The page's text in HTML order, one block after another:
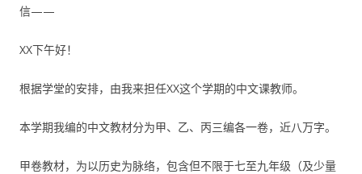
信——
XX下午好！
根据学堂的安排，由我来担任XX这个学期的中文课教师。
本学期我编的中文教材分为甲、乙、丙三编各一卷，近八万字。
甲卷教材，为以历史为脉络，包含但不限于七至九年级（及少量